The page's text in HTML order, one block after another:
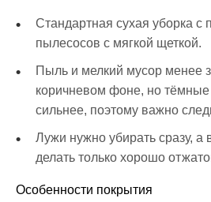
Стандартная сухая уборка
пылесосов с мягкой щеткой.
Пыль и мелкий мусор менее
коричневом фоне, но
сильнее, поэтому важно
Лужи нужно убирать сразу, а
делать только хорошо
Особенности покрытия